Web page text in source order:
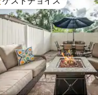
好評のゲストチョイスで